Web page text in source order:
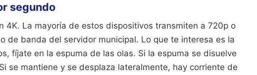
segundo
4K. La mayoría de estos dispositivos transmiten a 720p o
de banda del servidor municipal. Lo que te interesa es la
fíjate en la espuma de las olas. Si la espuma se disuelve
se mantiene y se desplaza lateralmente, hay corriente de